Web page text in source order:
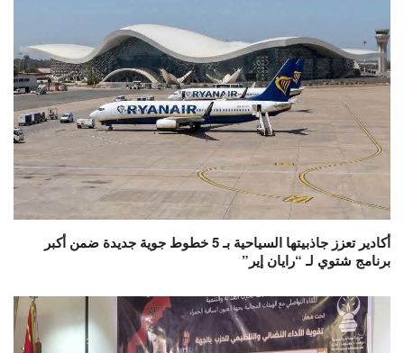
أكادير تعزز جاذبيتها السياحية بـ 5 خطوط جوية جديدة ضمن أكبر
برنامج شتوي لـ “رايان إير”